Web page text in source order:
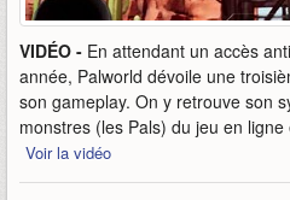
VIDÉO - En attendant un accès
année, Palworld dévoile une
son gameplay. On y retrouve son
monstres (les Pals) du jeu en
Voir la vidéo